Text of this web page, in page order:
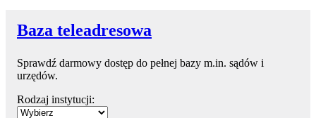
Baza teleadresowa
Sprawdź darmowy dostęp do pełnej bazy m.in. sądów i
urzędów.
Rodzaj instytucji: